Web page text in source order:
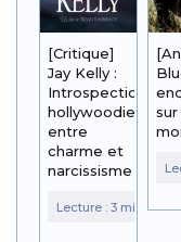
[Critique]
Jay Kelly :
Introspection
hollywoodienne
entre
charme et
narcissisme
sur